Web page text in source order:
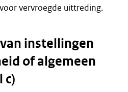
vervroegde uittreding.
instellingen
of algemeen
c)